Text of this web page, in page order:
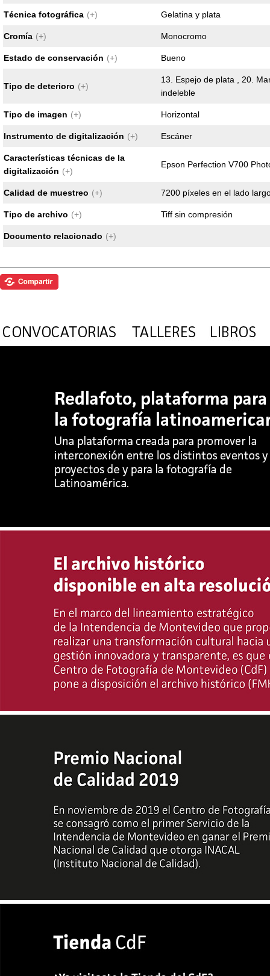
Técnica fotográfica (+) Gelatina y plata
Cromía (+) Monocromo
Estado de conservación (+) Bueno
Tipo de deterioro (+)
13. Espejo de plata , 20.
indeleble
Tipo de imagen (+) Horizontal
Instrumento de digitalización (+) Escáner
Características técnicas de la
digitalización (+)
Epson Perfection V700
Calidad de muestreo (+) 7200 píxeles en el lado
Tipo de archivo (+) Tiff sin compresión
Documento relacionado (+)